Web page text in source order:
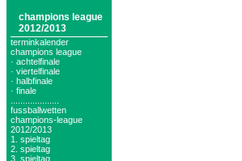
champions league
2012/2013
terminkalender
champions league
· achtelfinale
· viertelfinale
· halbfinale
· finale
fussballwetten
champions-league
2012/2013
1. spieltag
2. spieltag
3. spieltag